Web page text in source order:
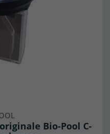
Bio-Pool C-